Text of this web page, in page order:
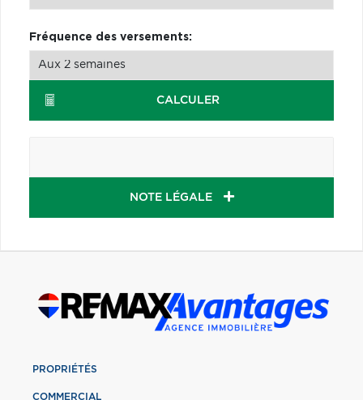
Fréquence des versements:
CALCULER
NOTE LÉGALE
PROPRIÉTÉS
COMMERCIAL